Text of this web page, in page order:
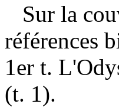
Sur la
références
1er t.
(t. 1).